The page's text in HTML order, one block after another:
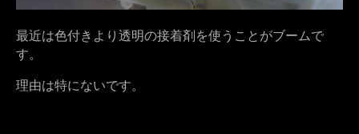
最近は色付きより透明の接着剤を使うことがブームで
す。
理由は特にないです。